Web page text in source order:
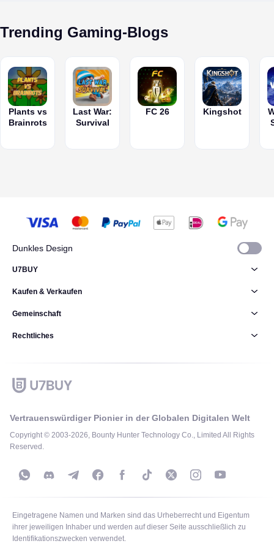
verfügbar.
Schau
Blog vorbei,
um die
neuesten
Clash
Royale-
Eisgolem
und den
Zauberers.
Trending Gaming-Blogs
Plants vs
Brainrots
Last War:
Survival
FC 26 Kingshot
Dunkles Design
Vertrauenswürdiger Pionier in der Globalen Digitalen Welt
Copyright © 2003-2026, Bounty Hunter Technology Co., Limited All Rights
Reserved.
U7BUY
Kaufen & Verkaufen
Gemeinschaft
Rechtliches
Eingetragene Namen und Marken sind das Urheberrecht und Eigentum
ihrer jeweiligen Inhaber und werden auf dieser Seite ausschließlich zu
Identifikationszwecken verwendet.